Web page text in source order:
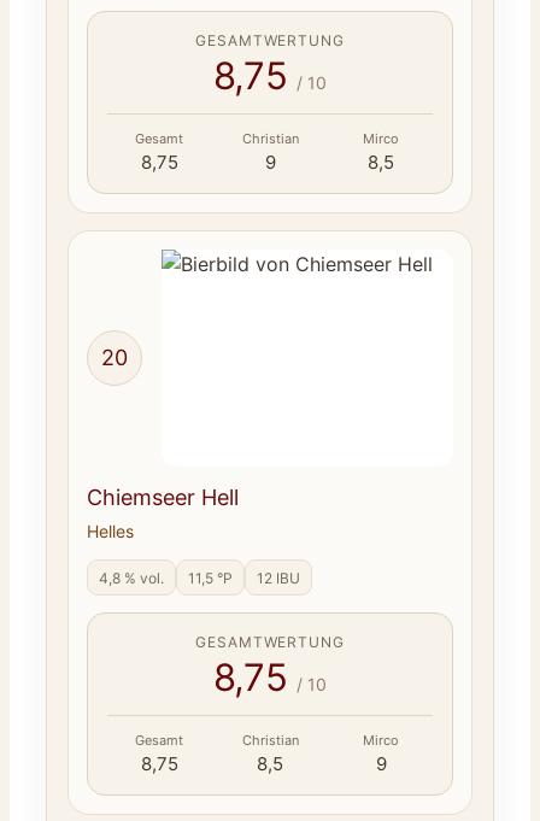
GESAMTWERTUNG
8,75 / 10
Gesamt
8,75
Christian
9
Mirco
8,5
20
Chiemseer Hell
Helles
4,8 % vol. 11,5 °P 12 IBU
GESAMTWERTUNG
8,75 / 10
Gesamt
8,75
Christian
8,5
Mirco
9